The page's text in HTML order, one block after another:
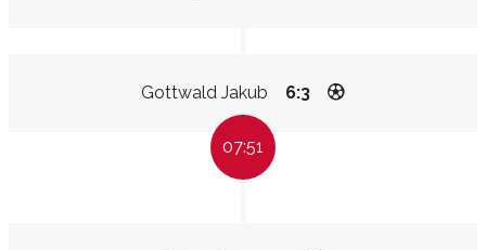
Gottwald Jakub 6:3
07:51